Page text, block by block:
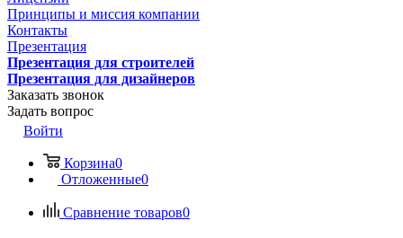
Принципы и миссия компании
Контакты
Презентация
Презентация для строителей
Презентация для дизайнеров
Заказать звонок
Задать вопрос
Войти
Корзина0
Отложенные0
Сравнение товаров0